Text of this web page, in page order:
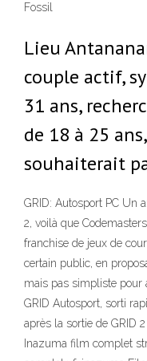
Fossil
Lieu
couple actif,
31 ans,
de 18 à 25
souhaiterait
GRID: Autosport PC Un
2, voilà que
franchise de jeux de
certain public, en
mais pas simpliste pour
GRID Autosport, sorti
après la sortie de GRID
Inazuma film complet